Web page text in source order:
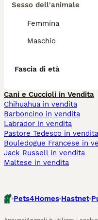
Sesso dell'animale
Femmina
Maschio
Fascia di età
Cani e Cuccioli in Vendita
Chihuahua in vendita
Barboncino in vendita
Labrador in vendita
Pastore Tedesco in vendita
Bouledogue Francese in
Jack Russell in vendita
Maltese in vendita
Pets4Homes Hastnet